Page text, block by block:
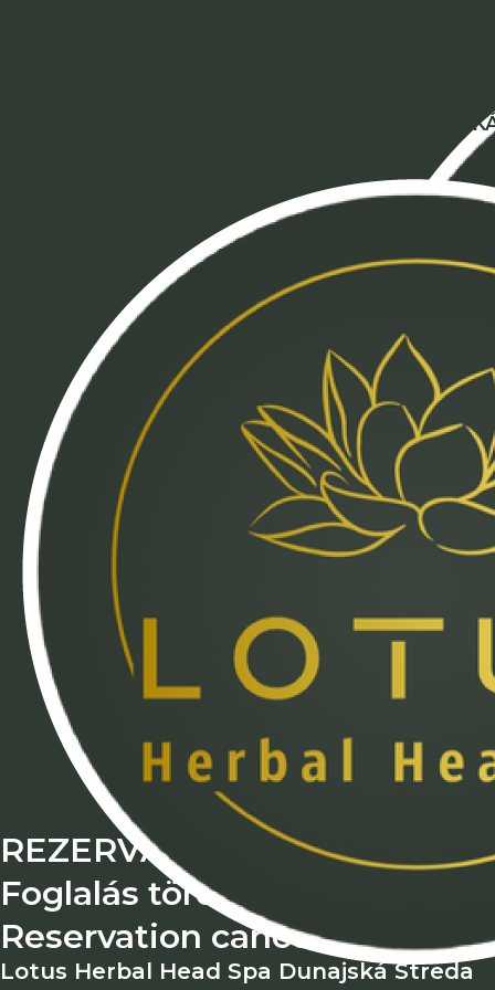
DARČEKOVÁ
REZERVÁCIA BOLA
Foglalás törölve
Reservation cancelled
Lotus Herbal Head Spa Dunajská Streda